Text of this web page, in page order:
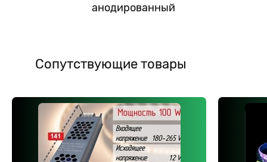
анодированный
Сопутствующие товары